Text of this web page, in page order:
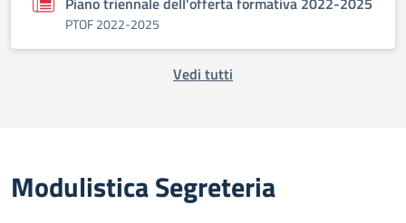
PTOF 2022-2025
Vedi tutti
Modulistica Segreteria